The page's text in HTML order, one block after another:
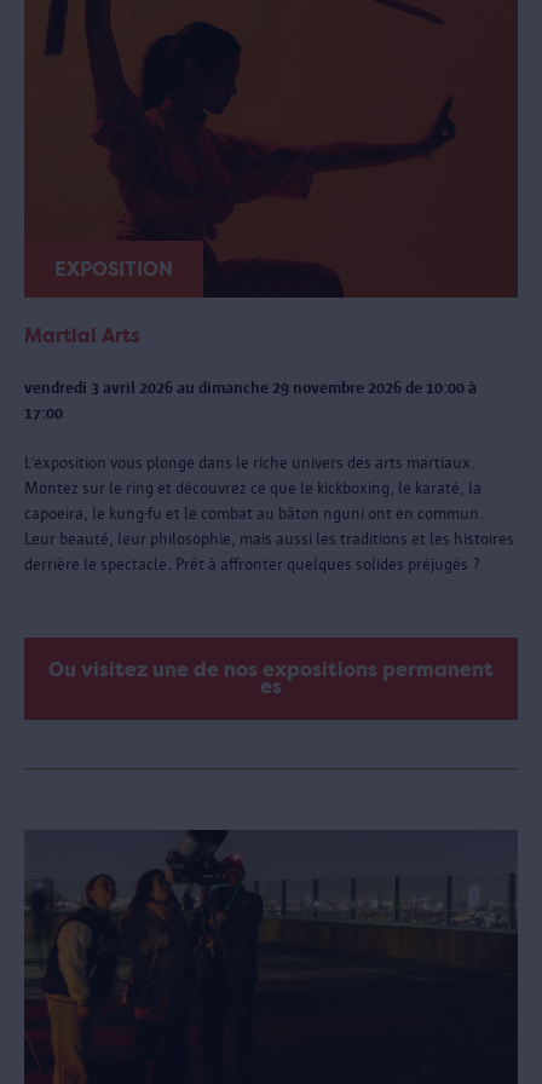
EXPOSITION
Martial Arts
vendredi 3 avril 2026 au dimanche 29 novembre 2026 de 10:00 à
17:00
L’exposition vous plonge dans le riche univers des arts martiaux.
Montez sur le ring et découvrez ce que le kickboxing, le karaté, la
capoeira, le kung-fu et le combat au bâton nguni ont en commun.
Leur beauté, leur philosophie, mais aussi les traditions et les histoires
derrière le spectacle. Prêt à affronter quelques solides préjugés ?
Ou visitez une de nos expositions permanent
es